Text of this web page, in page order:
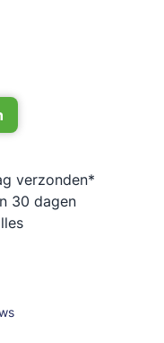
verzonden*
30 dagen